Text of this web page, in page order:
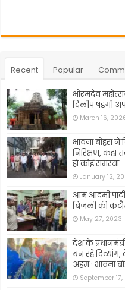
Recent Popular
भोरमदेव
दिलीप षडंगी
March 16,
भावना बोहरा
निरिक्षण, कहा
हो कोई समस्या
January 12,
आम आदमी
बिजली की
May 27, 2023
देश के
बन रहे
अहम : भावना
September